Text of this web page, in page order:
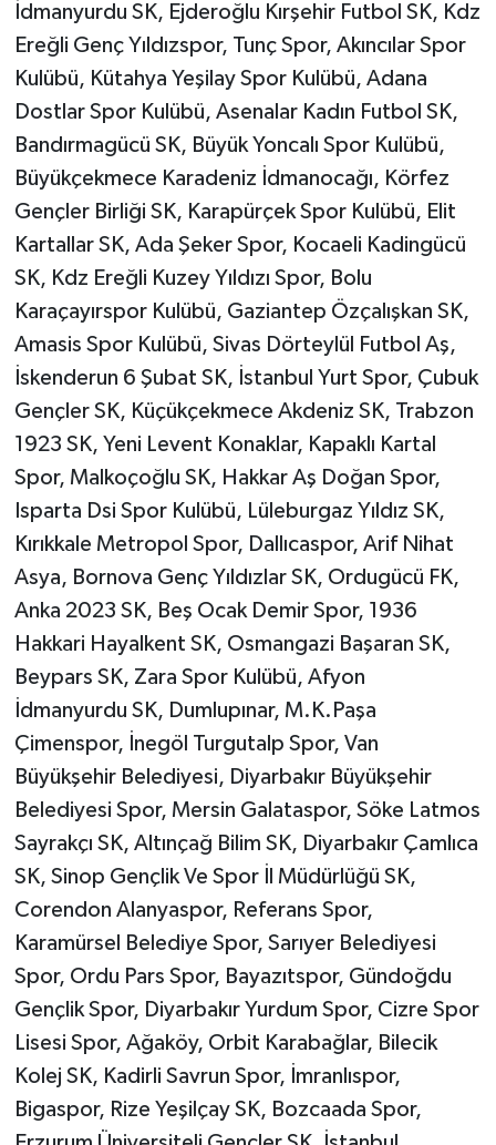
İdmanyurdu SK, Ejderoğlu Kırşehir Futbol SK, Kdz
Ereğli Genç Yıldızspor, Tunç Spor, Akıncılar Spor
Kulübü, Kütahya Yeşilay Spor Kulübü, Adana
Dostlar Spor Kulübü, Asenalar Kadın Futbol SK,
Bandırmagücü SK, Büyük Yoncalı Spor Kulübü,
Büyükçekmece Karadeniz İdmanocağı, Körfez
Gençler Birliği SK, Karapürçek Spor Kulübü, Elit
Kartallar SK, Ada Şeker Spor, Kocaeli Kadingücü
SK, Kdz Ereğli Kuzey Yıldızı Spor, Bolu
Karaçayırspor Kulübü, Gaziantep Özçalışkan SK,
Amasis Spor Kulübü, Sivas Dörteylül Futbol Aş,
İskenderun 6 Şubat SK, İstanbul Yurt Spor, Çubuk
Gençler SK, Küçükçekmece Akdeniz SK, Trabzon
1923 SK, Yeni Levent Konaklar, Kapaklı Kartal
Spor, Malkoçoğlu SK, Hakkar Aş Doğan Spor,
Isparta Dsi Spor Kulübü, Lüleburgaz Yıldız SK,
Kırıkkale Metropol Spor, Dallıcaspor, Arif Nihat
Asya, Bornova Genç Yıldızlar SK, Ordugücü FK,
Anka 2023 SK, Beş Ocak Demir Spor, 1936
Hakkari Hayalkent SK, Osmangazi Başaran SK,
Beypars SK, Zara Spor Kulübü, Afyon
İdmanyurdu SK, Dumlupınar, M.K.Paşa
Çimenspor, İnegöl Turgutalp Spor, Van
Büyükşehir Belediyesi, Diyarbakır Büyükşehir
Belediyesi Spor, Mersin Galataspor, Söke Latmos
Sayrakçı SK, Altınçağ Bilim SK, Diyarbakır Çamlıca
SK, Sinop Gençlik Ve Spor İl Müdürlüğü SK,
Corendon Alanyaspor, Referans Spor,
Karamürsel Belediye Spor, Sarıyer Belediyesi
Spor, Ordu Pars Spor, Bayazıtspor, Gündoğdu
Gençlik Spor, Diyarbakır Yurdum Spor, Cizre Spor
Lisesi Spor, Ağaköy, Orbit Karabağlar, Bilecik
Kolej SK, Kadirli Savrun Spor, İmranlıspor,
Bigaspor, Rize Yeşilçay SK, Bozcaada Spor,